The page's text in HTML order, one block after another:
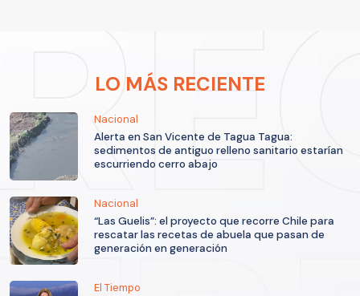
LO MÁS RECIENTE
Nacional
Alerta en San Vicente de Tagua Tagua:
sedimentos de antiguo relleno sanitario estarían
escurriendo cerro abajo
Nacional
“Las Guelis”: el proyecto que recorre Chile para
rescatar las recetas de abuela que pasan de
generación en generación
El Tiempo